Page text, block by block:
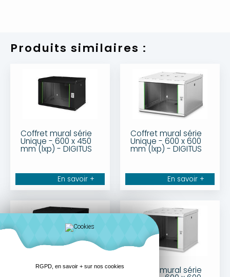
Produits similaires :
Coffret mural série
Unique - 600 x 450
mm (lxp) - DIGITUS
En savoir +
Coffret mural série
Unique - 600 x 600
mm (lxp) - DIGITUS
En savoir +
Coffret mural série Coffret mural série
RGPD, en savoir + sur nos cookies